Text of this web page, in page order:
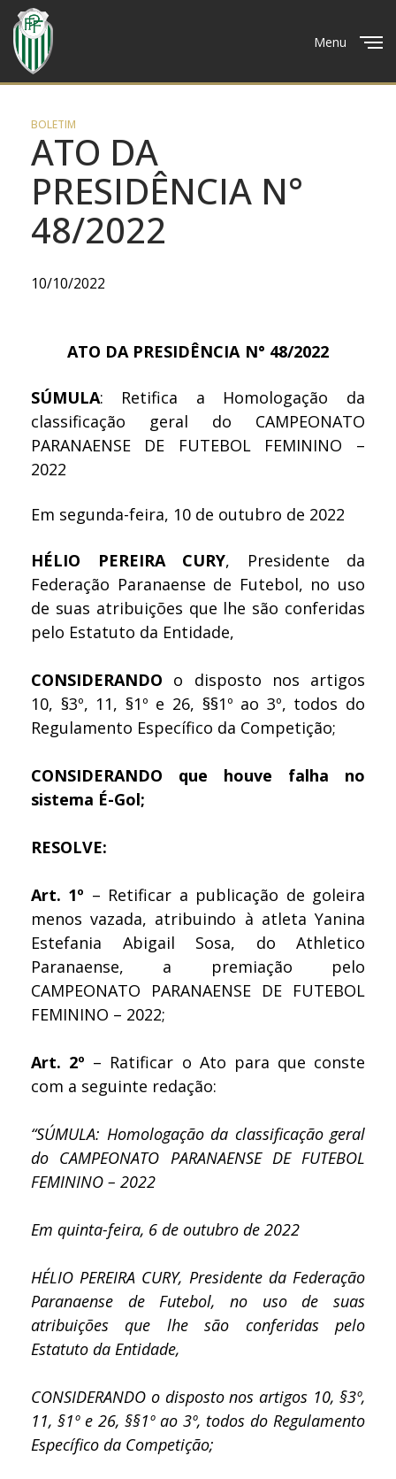
Menu
BOLETIM
ATO DA
PRESIDÊNCIA N°
48/2022
10/10/2022
ATO DA PRESIDÊNCIA N° 48/2022
SÚMULA: Retifica a Homologação da
classificação geral do CAMPEONATO
PARANAENSE DE FUTEBOL FEMININO –
2022
Em segunda-feira, 10 de outubro de 2022
HÉLIO PEREIRA CURY, Presidente da
Federação Paranaense de Futebol, no uso
de suas atribuições que lhe são conferidas
pelo Estatuto da Entidade,
CONSIDERANDO o disposto nos artigos
10, §3º, 11, §1º e 26, §§1º ao 3º, todos do
Regulamento Específico da Competição;
CONSIDERANDO que houve falha no
sistema É-Gol;
RESOLVE:
Art. 1º – Retificar a publicação de goleira
menos vazada, atribuindo à atleta Yanina
Estefania Abigail Sosa, do Athletico
Paranaense, a premiação pelo
CAMPEONATO PARANAENSE DE FUTEBOL
FEMININO – 2022;
Art. 2º – Ratificar o Ato para que conste
com a seguinte redação:
“SÚMULA: Homologação da classificação geral
do CAMPEONATO PARANAENSE DE FUTEBOL
FEMININO – 2022
Em quinta-feira, 6 de outubro de 2022
HÉLIO PEREIRA CURY, Presidente da Federação
Paranaense de Futebol, no uso de suas
atribuições que lhe são conferidas pelo
Estatuto da Entidade,
CONSIDERANDO o disposto nos artigos 10, §3º,
11, §1º e 26, §§1º ao 3º, todos do Regulamento
Específico da Competição;